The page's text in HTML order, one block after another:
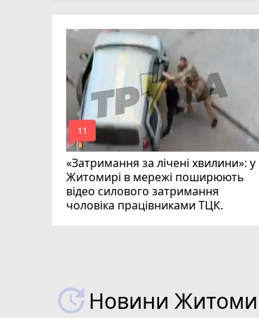
«Затримання за лічені хвилини»: у
Житомирі в мережі поширюють
відео силового затримання
чоловіка працівниками ТЦК.
mode_comment
11
Новини